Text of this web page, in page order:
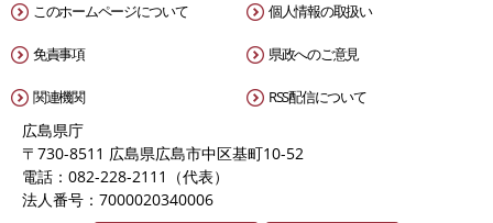
このホームページについて 個人情報の取扱い
免責事項 県政へのご意見
関連機関 RSS配信について
広島県庁
〒730-8511 広島県広島市中区基町10-52
電話：082-228-2111（代表）
法人番号：7000020340006